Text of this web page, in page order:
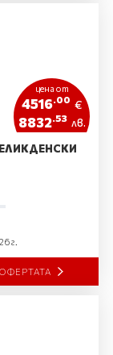
цена от
4516.00 €
8832 .53 лв.
г.